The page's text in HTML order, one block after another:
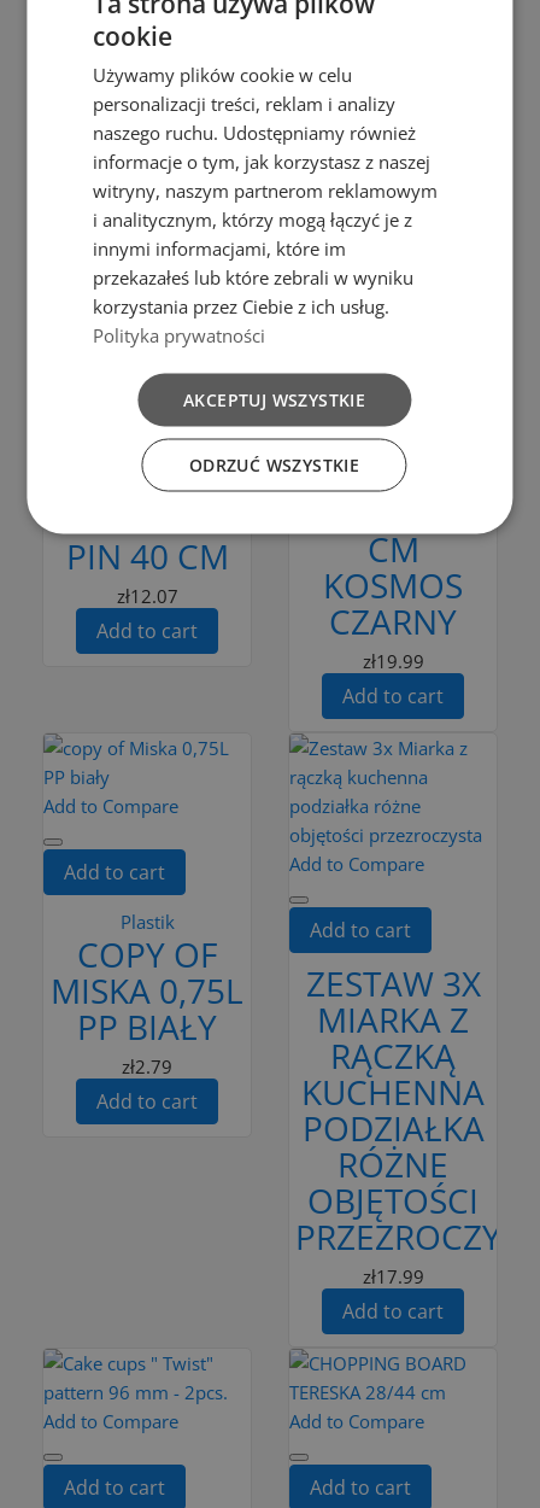
TOWEL
HOLDER
zł19.99
Add to cart zł7.99
Add to cart
Add to Compare
Add to cart
Drewno
BEECH
WOOD
PIZZA
PIN 40 CM
zł12.07
Add to cart
Add to Compare
Plastik
DESKA
PROSTOKĄTNA
CM
KOSMOS
CZARNY
zł19.99
Add to cart
Add to Compare
Add to cart
Plastik
COPY OF
MISKA 0,75L
PP BIAŁY
zł2.79
Add to cart
Add to Compare
Add to cart
ZESTAW 3X
MIARKA Z
RĄCZKĄ
KUCHENNA
PODZIAŁKA
RÓŻNE
OBJĘTOŚCI
zł17.99
Add to cart
Add to Compare
Add to cart
Add to Compare
Add to cart
cookie
Używamy plików cookie w celu
personalizacji treści, reklam i analizy
naszego ruchu. Udostępniamy również
informacje o tym, jak korzystasz z naszej
witryny, naszym partnerom reklamowym
i analitycznym, którzy mogą łączyć je z
innymi informacjami, które im
przekazałeś lub które zebrali w wyniku
korzystania przez Ciebie z ich usług.
Polityka prywatności
AKCEPTUJ WSZYSTKIE
ODRZUĆ WSZYSTKIE